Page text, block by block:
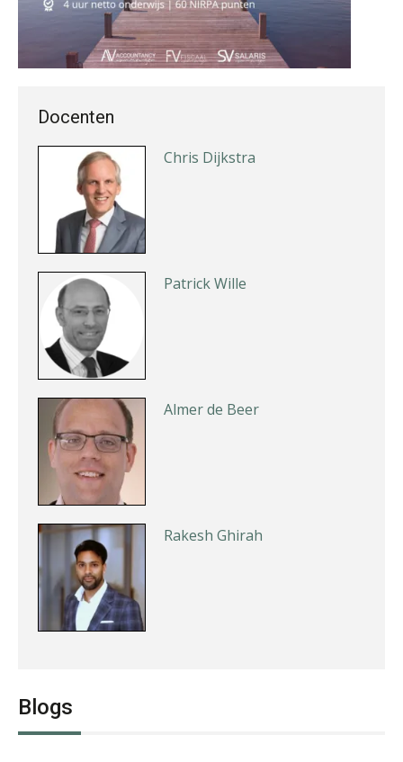
Docenten
Martin de Graaf
Chris Dijkstra
Patrick Wille
Almer de Beer
Rakesh Ghirah
Blogs